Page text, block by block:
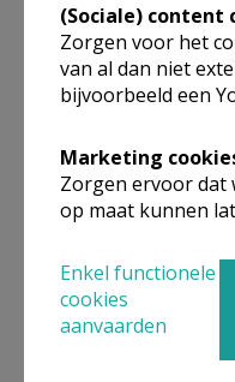
Voor deze kerk zijn er
Wens je meer
organisatie via hun
Niet gevonden
links naar
Kerken in of nabij
(Sociale) content
Zorgen voor het
van al dan niet
bijvoorbeeld een
Marketing
Zorgen ervoor dat
op maat kunnen
Enkel functionele
cookies
aanvaarden